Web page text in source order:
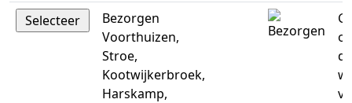
Bezorgen
Voorthuizen,
Stroe,
Kootwijkerbroek,
Harskamp,